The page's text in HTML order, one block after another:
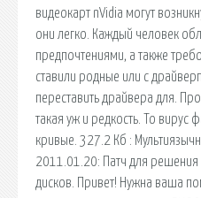
видеокарт nVidia могут
они легко. Каждый человек
предпочтениями, а также
ставили родные или с
переставить драйвера для.
такая уж и редкость. То
кривые. 327.2 Кб :
2011.01.20: Патч для
дисков. Привет! Нужна ваша